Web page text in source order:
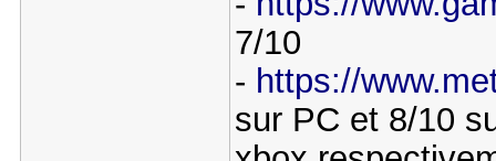
7/10
- https://
sur PC et 8/10